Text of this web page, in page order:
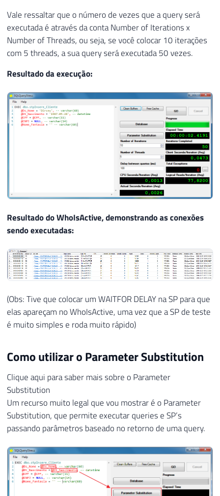
Vale ressaltar que o número de vezes que a query será
executada é através da conta Number of Iterations x
Number of Threads, ou seja, se você colocar 10 iterações
com 5 threads, a sua query será executada 50 vezes.
Resultado da execução:
Resultado do WhoIsActive, demonstrando as conexões
sendo executadas:
(Obs: Tive que colocar um WAITFOR DELAY na SP para que
elas apareçam no WhoIsActive, uma vez que a SP de teste
é muito simples e roda muito rápido)
Como utilizar o Parameter Substitution
Clique aqui para saber mais sobre o Parameter
Substitution
Um recurso muito legal que vou mostrar é o Parameter
Substitution, que permite executar queries e SP’s
passando parâmetros baseado no retorno de uma query.